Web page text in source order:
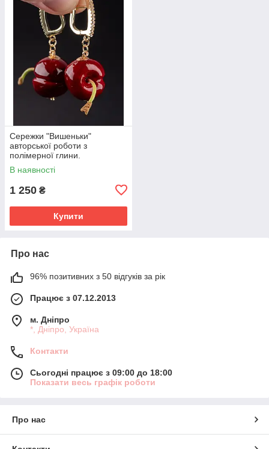
Сережки "Вишеньки"
авторської роботи з
полімерної глини.
В наявності
1 250 ₴
Купити
Про нас
96% позитивних з 50 відгуків за рік
Працює з 07.12.2013
м. Дніпро
*, Дніпро, Україна
Контакти
Сьогодні працює з 09:00 до 18:00
Показати весь графік роботи
Про нас